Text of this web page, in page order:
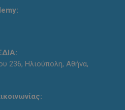
236, Ηλιούπολη, Αθήνα,